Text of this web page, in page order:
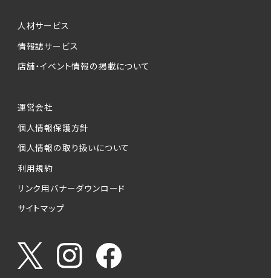
本サービスが収集する個人情報は、ご本人の意
ービスの実施にあたりそれぞれ必要となる項目
を入力いただかない場合は、各々のサービスを
個人情報の第三者への提供について
当社は、以下の提供先に対して個人情報を提供
します。
(1)お客様が求人応募フォームより個人情報を
送信した事業主（広告主）への提供
お客様が求職活動・応募等を行った企業による
うやりとり・情報提供（採否・合否の検討を含み
ます）
人材サービス
情報誌サービス
店舗・イベント情報の掲載について
運営会社
個人情報保護方針
個人情報の取り扱いについて
利用規約
リンク用バナーダウンロード
サイトマップ